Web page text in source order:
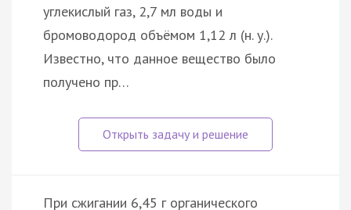
углекислый газ, 2,7 мл воды и
бромоводород объёмом 1,12 л (н. у.).
Известно, что данное вещество было
получено пр…
При сжигании 6,45 г органического